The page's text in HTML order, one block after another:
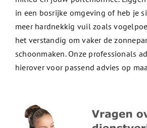
in een bosrijke omgeving of heb je
meer hardnekkig vuil zoals
het verstandig om vaker de
schoonmaken. Onze professionals
hierover voor passend advies op